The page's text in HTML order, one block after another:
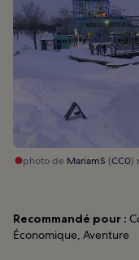
photo de MariamS (CC0)
Recommandé pour :
Économique, Aventure